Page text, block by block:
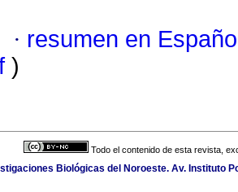
· resumen en
)
Todo el contenido de esta revista,
Biológicas del Noroeste. Av. Instituto